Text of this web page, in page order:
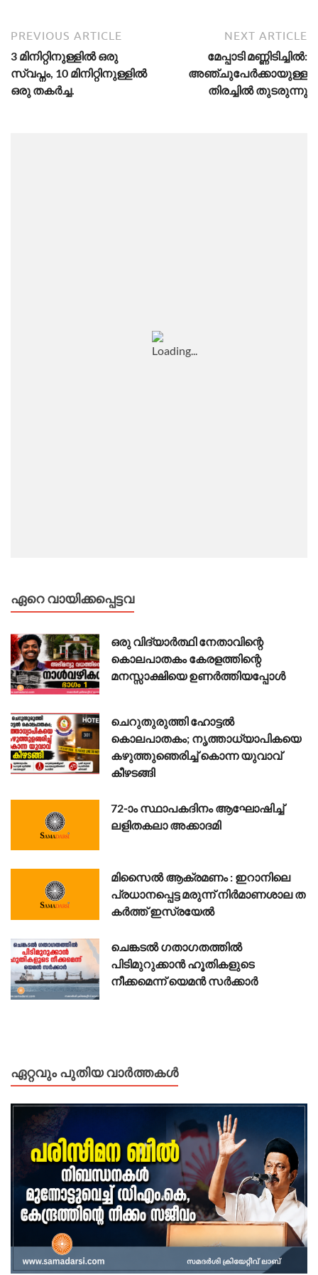
PREVIOUS ARTICLE
3 മിനിറ്റിനുള്ളിൽ ഒരു
സ്വപ്നം, 10 മിനിറ്റിനുള്ളിൽ
ഒരു തകർച്ച.
NEXT ARTICLE
മേപ്പാടി മണ്ണിടിച്ചിൽ:
അഞ്ചുപേർക്കായുള്ള
തിരച്ചിൽ തുടരുന്നു
ഏറെ വായിക്കപ്പെട്ടവ
ഒരു വിദ്യാർത്ഥി നേതാവിന്റെ
കൊലപാതകം കേരളത്തിന്റെ
മനസ്സാക്ഷിയെ ഉണർത്തിയപ്പോൾ
ചെറുതുരുത്തി ഹോട്ടൽ
കൊലപാതകം; നൃത്താധ്യാപികയെ
കഴുത്തുഞെരിച്ച് കൊന്ന യുവാവ്
കീഴടങ്ങി
72-ാം സ്ഥാപകദിനം ആഘോഷിച്ച്
ലളിതകലാ അക്കാദമി
മി​സൈ​ൽ ആ​ക്ര​മ​ണം : ഇ​റാ​നി​ലെ
പ്ര​ധാ​ന​പ്പെ​ട്ട മ​രു​ന്ന് നി​ര്‍​മാ​ണ​ശാ​ല ത​
ക​ർ​ത്ത് ഇ​സ്ര​യേ​ൽ
ചെങ്കടൽ ഗതാഗതത്തിൽ
പിടിമുറുക്കാൻ ഹൂതികളുടെ
നീക്കമെന്ന് യെമൻ സർക്കാർ
ഏറ്റവും പുതിയ വാർത്തകൾ